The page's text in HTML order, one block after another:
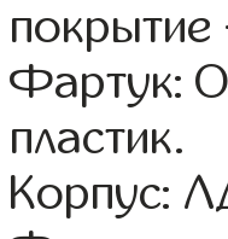
покрытие
Фартук:
пластик.
Корпус: